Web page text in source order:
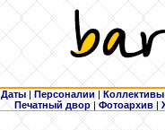
Даты | Персоналии | Коллективы
Печатный двор |Фотоархив |